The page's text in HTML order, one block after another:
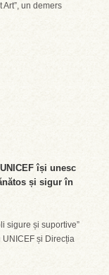
Art”, un demers
își unesc
și sigur în
sigure și suportive”
și Direcția